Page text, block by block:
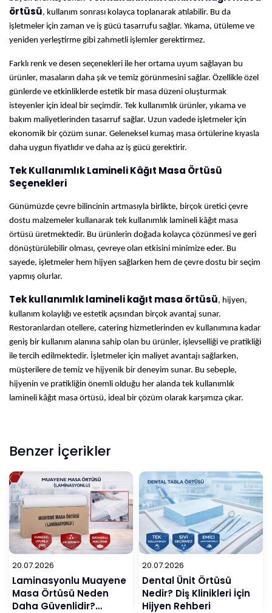
örtüsü, kullanım sonrası kolayca toplanarak atılabilir. Bu da
işletmeler için zaman ve iş gücü tasarrufu sağlar. Yıkama, ütüleme ve
yeniden yerleştirme gibi zahmetli işlemler gerektirmez.
Farklı renk ve desen seçenekleri ile her ortama uyum sağlayan bu
ürünler, masaların daha şık ve temiz görünmesini sağlar. Özellikle özel
günlerde ve etkinliklerde estetik bir masa düzeni oluşturmak
isteyenler için ideal bir seçimdir. Tek kullanımlık ürünler, yıkama ve
bakım maliyetlerinden tasarruf sağlar. Uzun vadede işletmeler için
ekonomik bir çözüm sunar. Geleneksel kumaş masa örtülerine kıyasla
daha uygun fiyatlıdır ve daha az iş gücü gerektirir.
Tek Kullanımlık Lamineli Kâğıt Masa Örtüsü
Seçenekleri
Günümüzde çevre bilincinin artmasıyla birlikte, birçok üretici çevre
dostu malzemeler kullanarak tek kullanımlık lamineli kâğıt masa
örtüsü üretmektedir. Bu ürünlerin doğada kolayca çözünmesi ve geri
dönüştürülebilir olması, çevreye olan etkisini minimize eder. Bu
sayede, işletmeler hem hijyen sağlarken hem de çevre dostu bir seçim
yapmış olurlar.
Tek kullanımlık lamineli kağıt masa örtüsü, hijyen,
kullanım kolaylığı ve estetik açısından birçok avantaj sunar.
Restoranlardan otellere, catering hizmetlerinden ev kullanımına kadar
geniş bir kullanım alanına sahip olan bu ürünler, işlevselliği ve pratikliği
ile tercih edilmektedir. İşletmeler için maliyet avantajı sağlarken,
müşterilere de temiz ve hijyenik bir deneyim sunar. Bu sebeple,
hijyenin ve pratikliğin önemli olduğu her alanda tek kullanımlık
lamineli kâğıt masa örtüsü, ideal bir çözüm olarak karşımıza çıkar.
Benzer İçerikler
20.07.2026
Laminasyonlu Muayene
Masa Örtüsü Neden
Daha Güvenlidir?
20.07.2026
Dental Ünit Örtüsü
Nedir? Diş Klinikleri İçin
Hijyen Rehberi